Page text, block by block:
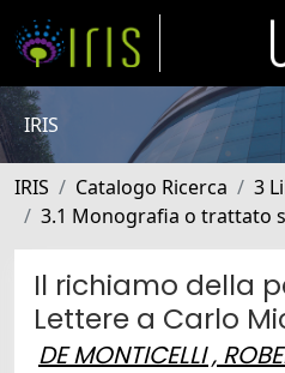
IRIS
IRIS Catalogo Ricerca
3
3.1 Monografia o trattato
Il richiamo della
Lettere a Carlo
DE MONTICELLI ,